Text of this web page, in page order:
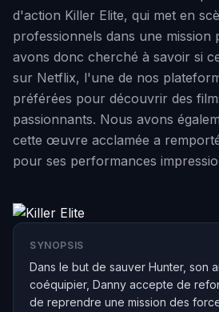
d'action Killer Elite, qui met en
professionnels dans une mission
avons donc cherché à savoir si
sur Netflix, l'une de nos
préférées pour découvrir des
passionnants. Nous avons
cette œuvre acclamée a
pour ses performances
SYNOPSIS
Dans le but de sauver Hunter, son
coéquipier, Danny accepte de
de reprendre une mission des